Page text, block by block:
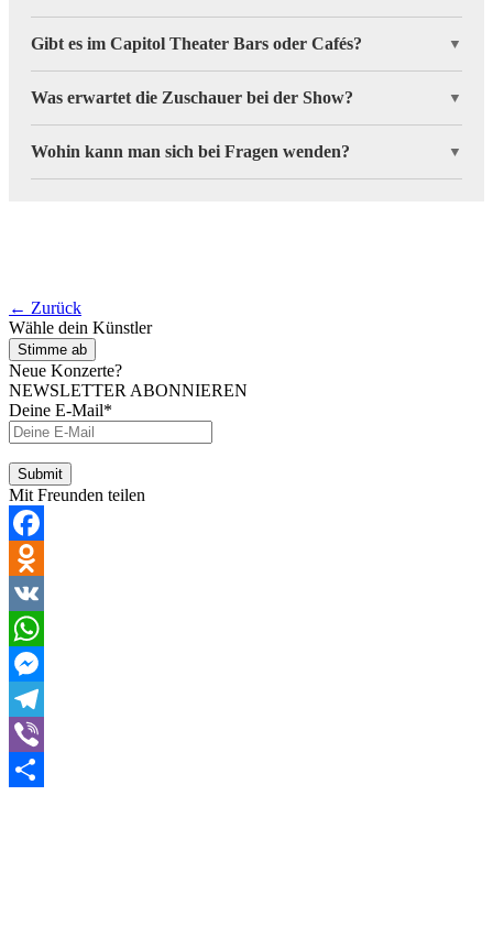
Gibt es im Capitol Theater Bars oder Cafés? ▼
Was erwartet die Zuschauer bei der Show? ▼
Wohin kann man sich bei Fragen wenden? ▼
← Zurück
Wähle dein Künstler
Stimme ab
Neue Konzerte?
NEWSLETTER ABONNIEREN
Deine E-Mail*
Mit Freunden teilen
Facebook
Odnoklassniki
VK
WhatsApp
Messenger
Telegram
Viber